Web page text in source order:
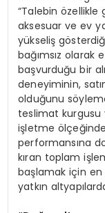
“Talebin özellikle
aksesuar ve ev
yükseliş
bağımsız
başvurduğu bir
deneyiminin,
olduğunu
teslimat kurgusu
işletme
performansına
kıran toplam
başlamak için
yatkın